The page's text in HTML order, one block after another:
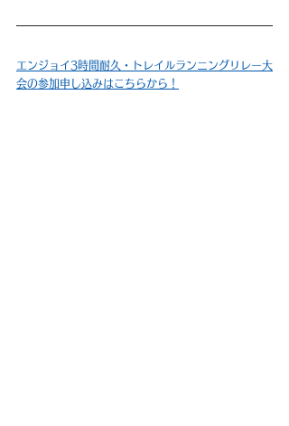
エンジョイ3時間耐久・トレイルランニングリレー大
会の参加申し込みはこちらから！